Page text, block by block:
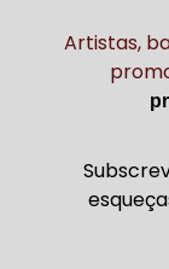
Artistas,